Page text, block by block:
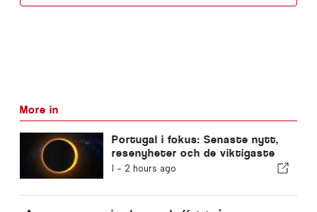
More in
Portugal i fokus: Senaste nytt,
resenyheter och de viktigaste
nyheterna som dominerar
I - 2 hours ago